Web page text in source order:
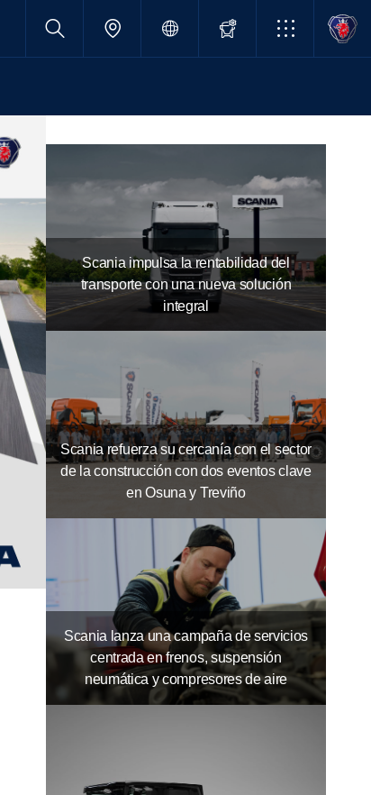
Scania impulsa la rentabilidad del
transporte con una nueva solución
integral
Scania refuerza su cercanía con el sector
de la construcción con dos eventos clave
en Osuna y Treviño
Scania lanza una campaña de servicios
centrada en frenos, suspensión
neumática y compresores de aire